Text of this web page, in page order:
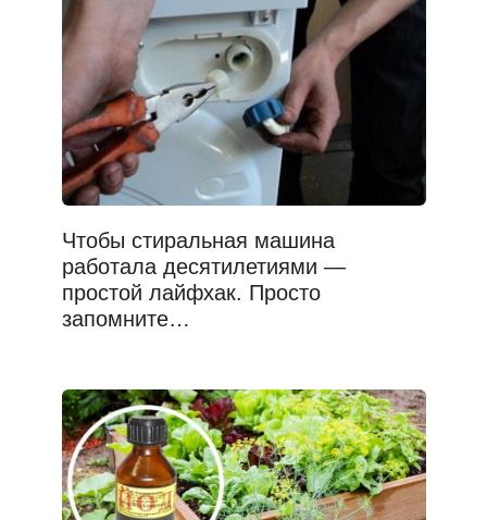
Чтобы стиральная машина
работала десятилетиями —
простой лайфхак. Просто
запомните…